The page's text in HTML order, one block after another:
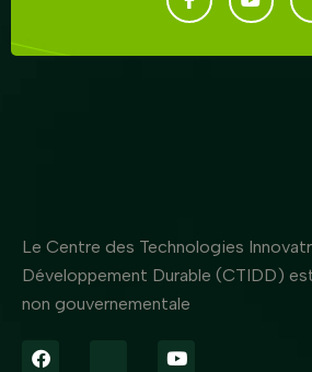
Le Centre des Technologies
Développement Durable (CTIDD)
non gouvernementale